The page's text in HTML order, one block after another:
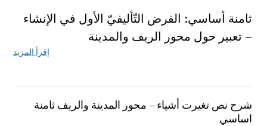
ثامنة أساسي: الفرض التّأليفيّ الأول في الإنشاء
– تعبير حول محور الريف والمدينة
إقرأ المزيد
شرح نص تغيرت أشياء – محور المدينة والريف ثامنة
اساسي